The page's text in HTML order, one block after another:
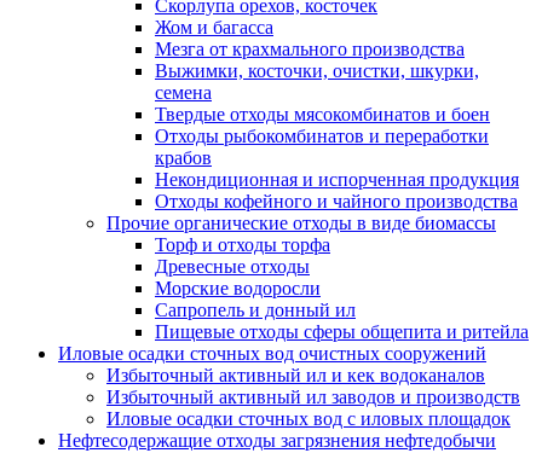
Скорлупа орехов, косточек
Жом и багасса
Мезга от крахмального производства
Выжимки, косточки, очистки, шкурки,
семена
Твердые отходы мясокомбинатов и боен
Отходы рыбокомбинатов и переработки
крабов
Некондиционная и испорченная продукция
Отходы кофейного и чайного производства
Прочие органические отходы в виде биомассы
Торф и отходы торфа
Древесные отходы
Морские водоросли
Сапропель и донный ил
Пищевые отходы сферы общепита и ритейла
Иловые осадки сточных вод очистных сооружений
Избыточный активный ил и кек водоканалов
Избыточный активный ил заводов и производств
Иловые осадки сточных вод с иловых площадок
Нефтесодержащие отходы загрязнения нефтедобычи